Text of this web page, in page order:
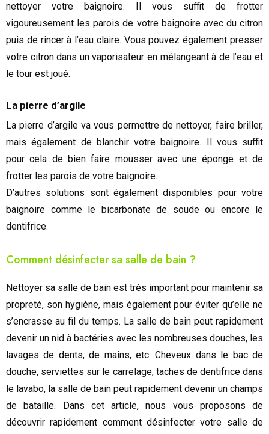
nettoyer votre baignoire. Il vous suffit de frotter
vigoureusement les parois de votre baignoire avec du citron
puis de rincer à l’eau claire. Vous pouvez également presser
votre citron dans un vaporisateur en mélangeant à de l’eau et
le tour est joué.
La pierre d’argile
La pierre d’argile va vous permettre de nettoyer, faire briller,
mais également de blanchir votre baignoire. Il vous suffit
pour cela de bien faire mousser avec une éponge et de
frotter les parois de votre baignoire.
D’autres solutions sont également disponibles pour votre
baignoire comme le bicarbonate de soude ou encore le
dentifrice.
Comment désinfecter sa salle de bain ?
Nettoyer sa salle de bain est très important pour maintenir sa
propreté, son hygiène, mais également pour éviter qu’elle ne
s’encrasse au fil du temps. La salle de bain peut rapidement
devenir un nid à bactéries avec les nombreuses douches, les
lavages de dents, de mains, etc. Cheveux dans le bac de
douche, serviettes sur le carrelage, taches de dentifrice dans
le lavabo, la salle de bain peut rapidement devenir un champs
de bataille. Dans cet article, nous vous proposons de
découvrir rapidement comment désinfecter votre salle de